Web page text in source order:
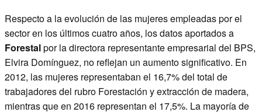
Respecto a la evolución de las mujeres empleadas por el
sector en los últimos cuatro años, los datos aportados a
Forestalpor la directora representante empresarial del BPS,
Elvira Domínguez, no reflejan un aumento significativo. En
2012, las mujeres representaban el 16,7% del total de
trabajadores del rubro Forestación y extracción de madera,
mientras que en 2016 representan el 17,5%. La mayoría de